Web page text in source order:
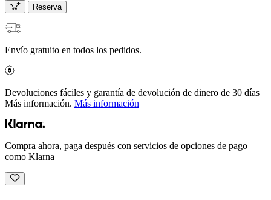
Reserva
Envío gratuito en todos los pedidos.
Devoluciones fáciles y garantía de devolución de dinero de 30 días
Más información. Más información
Compra ahora, paga después con servicios de opciones de pago
como Klarna